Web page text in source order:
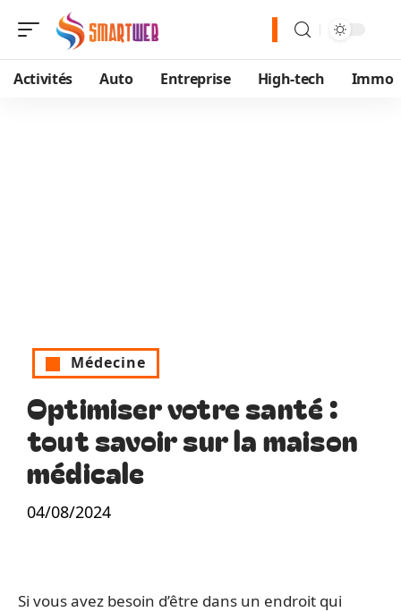
Activités Auto Entreprise High-tech Immo
Médecine
Optimiser votre santé :
tout savoir sur la maison
médicale
04/08/2024
Si vous avez besoin d’être dans un endroit qui